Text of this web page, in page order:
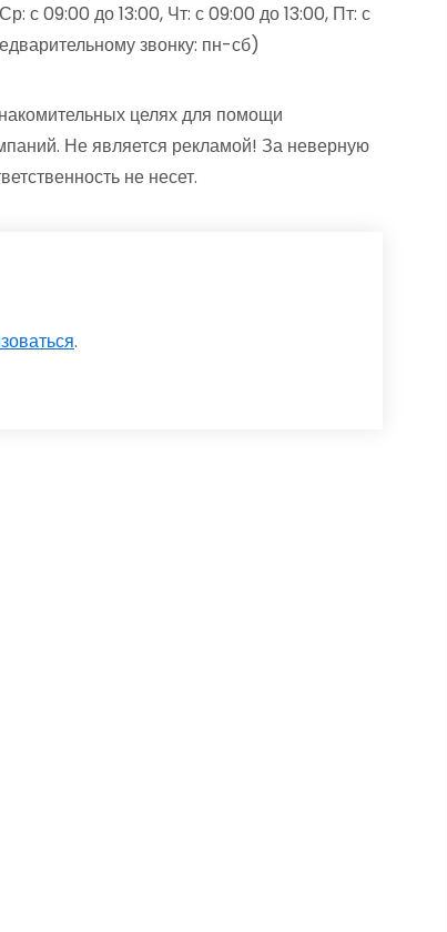
с 09:00 до 13:00, Чт: с 09:00 до 13:00, Пт: с
звонку: пн-сб)
целях для помощи
Не является рекламой! За неверную
не несет.
.